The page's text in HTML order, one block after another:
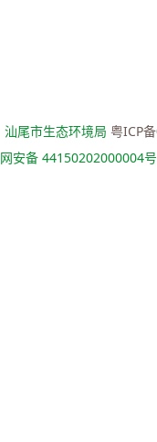
汕尾市生态环境局粤ICP
安备 44150202000004号